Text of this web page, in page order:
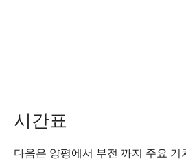
시간표
다음은 양평에서 부전 까지 주요 기